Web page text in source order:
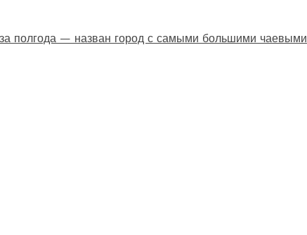
полгода — назван город с самыми большими чаевыми